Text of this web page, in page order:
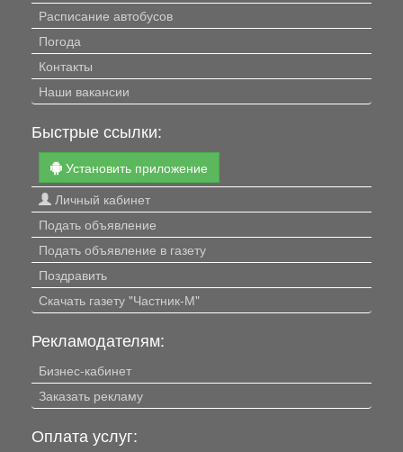
Расписание автобусов
Погода
Контакты
Наши вакансии
Быстрые ссылки:
Установить приложение
Личный кабинет
Подать объявление
Подать объявление в газету
Поздравить
Скачать газету "Частник-М"
Рекламодателям:
Бизнес-кабинет
Заказать рекламу
Оплата услуг: